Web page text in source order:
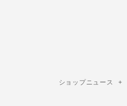
ショップニュース